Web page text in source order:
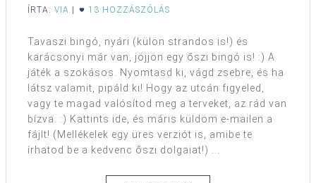
ÍRTA: VIA 13 HOZZÁSZÓLÁS
Tavaszi bingó, nyári (külön strandos is!) és
karácsonyi már van, jöjjön egy őszi bingó is! :) A
játék a szokásos. Nyomtasd ki, vágd zsebre, és ha
látsz valamit, pipáld ki! Hogy az utcán figyeled,
vagy te magad valósítod meg a terveket, az rád van
bízva. :) Kattints ide, és máris küldöm e-mailen a
fájlt! (Mellékelek egy üres verziót is, amibe te
írhatod be a kedvenc őszi dolgaiat!) ...